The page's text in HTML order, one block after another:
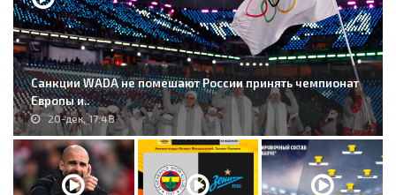
Санкции WADA не помешают России принять чемпионат
Европы и..
20-дек, 17:48